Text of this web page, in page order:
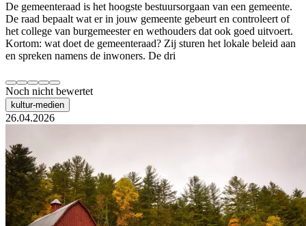
De gemeenteraad is het hoogste bestuursorgaan van een gemeente.
De raad bepaalt wat er in jouw gemeente gebeurt en controleert of
het college van burgemeester en wethouders dat ook goed uitvoert.
Kortom: wat doet de gemeenteraad? Zij sturen het lokale beleid aan
en spreken namens de inwoners. De dri
Noch nicht bewertet
kultur-medien
26.04.2026